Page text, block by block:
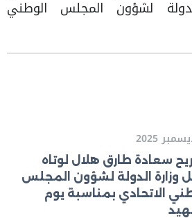
لشؤون المجلس الوطني
سعادة طارق هلال لوتاه
وزارة الدولة لشؤون المجلس
الاتحادي بمناسبة يوم